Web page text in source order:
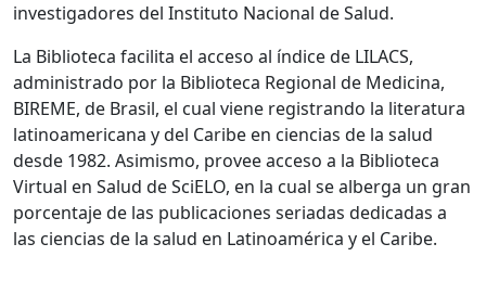
investigadores del Instituto Nacional de Salud.
La Biblioteca facilita el acceso al índice de LILACS,
administrado por la Biblioteca Regional de Medicina,
BIREME, de Brasil, el cual viene registrando la literatura
latinoamericana y del Caribe en ciencias de la salud
desde 1982. Asimismo, provee acceso a la Biblioteca
Virtual en Salud de SciELO, en la cual se alberga un gran
porcentaje de las publicaciones seriadas dedicadas a
las ciencias de la salud en Latinoamérica y el Caribe.